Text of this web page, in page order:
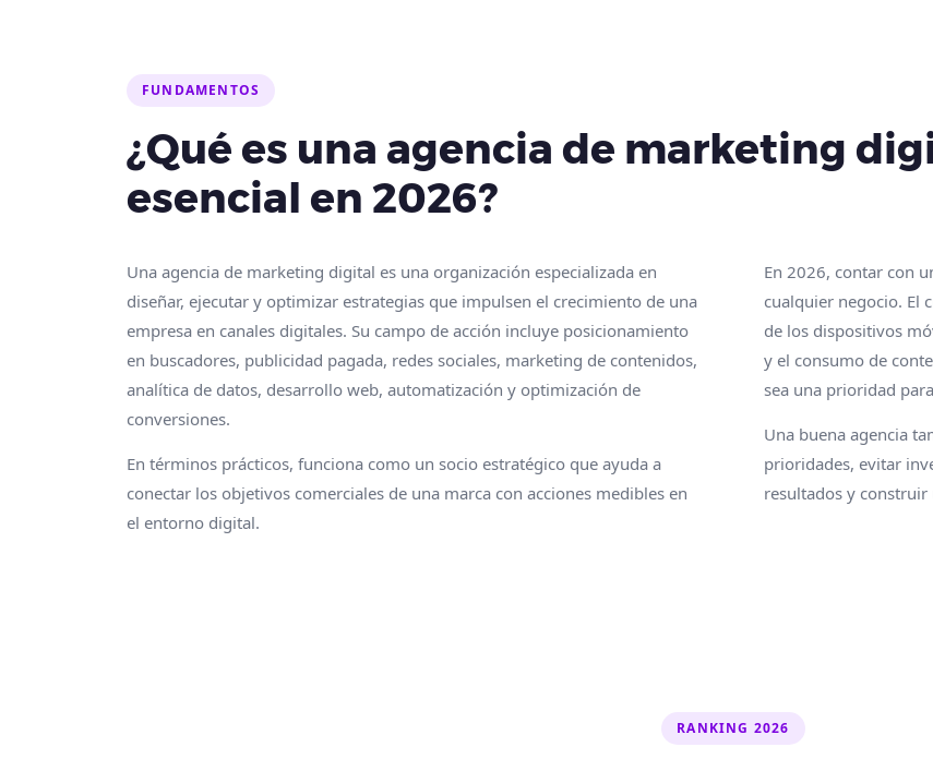
FUNDAMENTOS
¿Qué es una agencia de marketing
esencial en 2026?
Una agencia de marketing digital es una organización especializada en
diseñar, ejecutar y optimizar estrategias que impulsen el crecimiento de una
empresa en canales digitales. Su campo de acción incluye posicionamiento
en buscadores, publicidad pagada, redes sociales, marketing de contenidos,
analítica de datos, desarrollo web, automatización y optimización de
conversiones.
En términos prácticos, funciona como un socio estratégico que ayuda a
conectar los objetivos comerciales de una marca con acciones medibles en
el entorno digital.
En 2026, contar con
cualquier negocio. El
de los dispositivos
y el consumo de
sea una prioridad
Una buena agencia
prioridades, evitar
resultados y construir
RANKING 2026